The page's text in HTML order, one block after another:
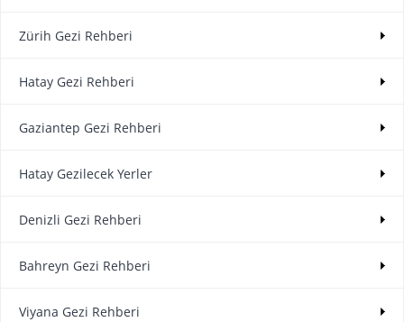
Zürih Gezi Rehberi
Hatay Gezi Rehberi
Gaziantep Gezi Rehberi
Hatay Gezilecek Yerler
Denizli Gezi Rehberi
Bahreyn Gezi Rehberi
Viyana Gezi Rehberi